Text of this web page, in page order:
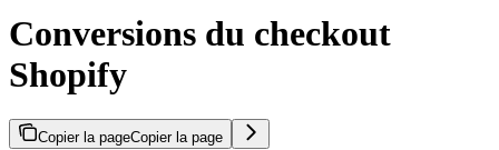
Conversions du checkout
Shopify
Copier la pageCopier la page